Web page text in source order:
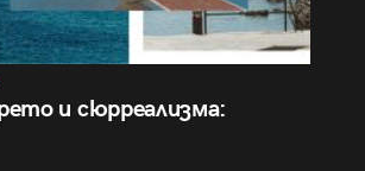
и сюрреализма: